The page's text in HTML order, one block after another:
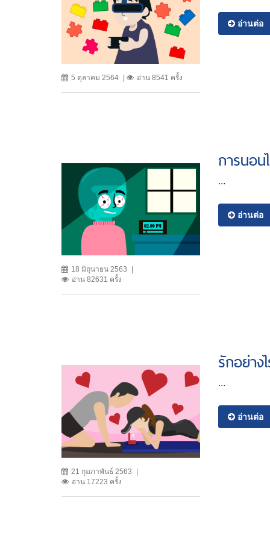
5 ตุลาคม 2564 อ่าน 8541 ครั้ง
อ่านต่อ
18 มิถุนายน 2563
อ่าน 82631 ครั้ง
การนอน
...
อ่านต่อ
21 กุมภาพันธ์ 2563
อ่าน 17223 ครั้ง
รักอย่าง
...
อ่านต่อ